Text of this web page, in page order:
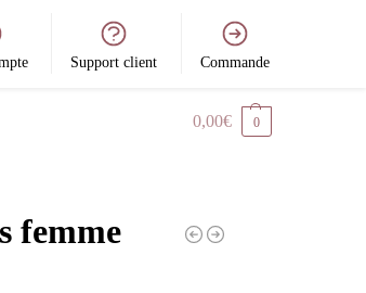
Support client Commande
0,00€ 0
femme